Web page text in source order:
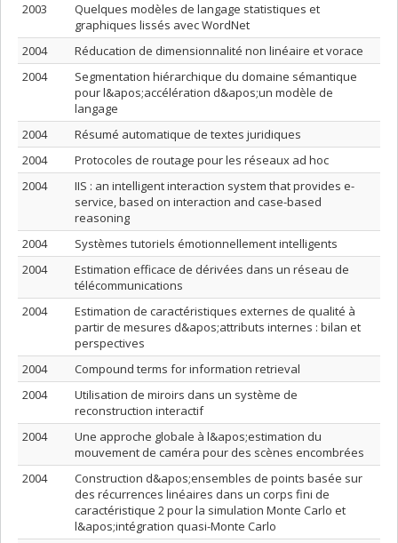
2003
Quelques modèles de langage statistiques et
graphiques lissés avec WordNet
2004
Réducation de dimensionnalité non linéaire et vorace
2004
Segmentation hiérarchique du domaine sémantique
pour l&apos;accélération d&apos;un modèle de
langage
2004
Résumé automatique de textes juridiques
2004
Protocoles de routage pour les réseaux ad hoc
2004
IIS : an intelligent interaction system that provides e-
service, based on interaction and case-based
reasoning
2004
Systèmes tutoriels émotionnellement intelligents
2004
Estimation efficace de dérivées dans un réseau de
télécommunications
2004
Estimation de caractéristiques externes de qualité à
partir de mesures d&apos;attributs internes : bilan et
perspectives
2004
Compound terms for information retrieval
2004
Utilisation de miroirs dans un système de
reconstruction interactif
2004
Une approche globale à l&apos;estimation du
mouvement de caméra pour des scènes encombrées
2004
Construction d&apos;ensembles de points basée sur
des récurrences linéaires dans un corps fini de
caractéristique 2 pour la simulation Monte Carlo et
l&apos;intégration quasi-Monte Carlo